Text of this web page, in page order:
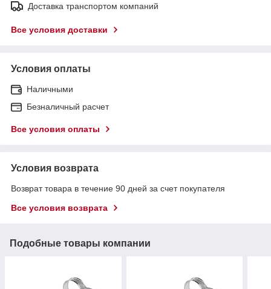
Доставка транспортом компаний
Все условия доставки
Условия оплаты
Наличными
Безналичный расчет
Все условия оплаты
Условия возврата
Возврат товара в течение 90 дней за счет покупателя
Все условия возврата
Подобные товары компании